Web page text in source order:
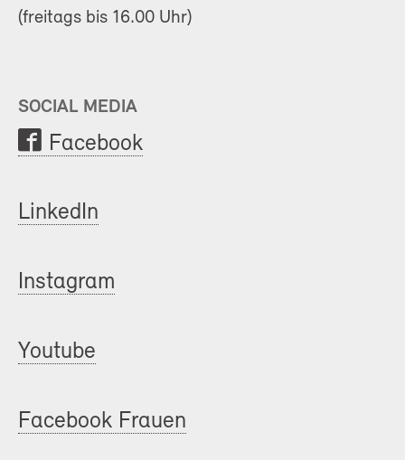
(freitags bis 16.00 Uhr)
SOCIAL MEDIA
Facebook
LinkedIn
Instagram
Youtube
Facebook Frauen